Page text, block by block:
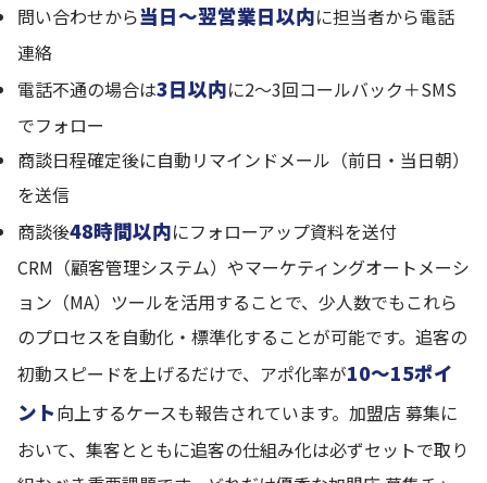
問い合わせから当日〜翌営業日以内に担当者から電話
連絡
電話不通の場合は3日以内に2〜3回コールバック＋SMS
でフォロー
商談日程確定後に自動リマインドメール（前日・当日朝）
を送信
商談後48時間以内にフォローアップ資料を送付
CRM（顧客管理システム）やマーケティングオートメーシ
ョン（MA）ツールを活用することで、少人数でもこれら
のプロセスを自動化・標準化することが可能です。追客の
初動スピードを上げるだけで、アポ化率が10〜15ポイ
ント向上するケースも報告されています。加盟店 募集に
おいて、集客とともに追客の仕組み化は必ずセットで取り